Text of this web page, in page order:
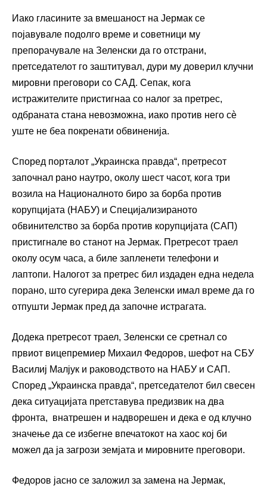
Иако гласините за вмешаност на Јермак се
појавувале подолго време и советници му
препорачувале на Зеленски да го отстрани,
претседателот го заштитувал, дури му доверил клучни
мировни преговори со САД. Сепак, кога
истражителите пристигнаа со налог за претрес,
одбраната стана невозможна, иако против него сè
уште не беа покренати обвиненија.
Според порталот „Украинска правда“, претресот
започнал рано наутро, околу шест часот, кога три
возила на Националното биро за борба против
корупцијата (НАБУ) и Специјализираното
обвинителство за борба против корупцијата (САП)
пристигнале во станот на Јермак. Претресот траел
околу осум часа, а биле запленети телефони и
лаптопи. Налогот за претрес бил издаден една недела
порано, што сугерира дека Зеленски имал време да го
отпушти Јермак пред да започне истрагата.
Додека претресот траел, Зеленски се сретнал со
првиот вицепремиер Михаил Федоров, шефот на СБУ
Василиј Малјук и раководството на НАБУ и САП.
Според „Украинска правда“, претседателот бил свесен
дека ситуацијата претставува предизвик на два
фронта, внатрешен и надворешен и дека е од клучно
значење да се избегне впечатокот на хаос кој би
можел да ја загрози земјата и мировните преговори.
Федоров јасно се заложил за замена на Јермак,